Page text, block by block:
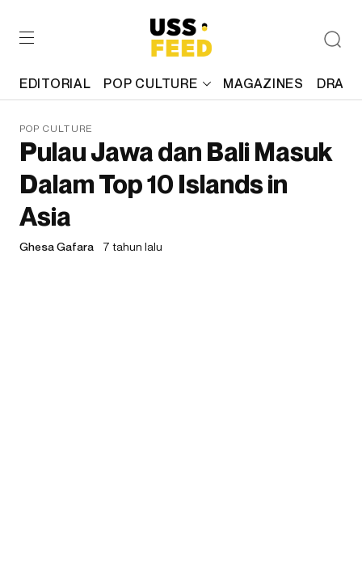
EDITORIAL POP CULTURE MAGAZINES
POP CULTURE
Pulau Jawa dan Bali Masuk
Dalam Top 10 Islands in
Asia
Ghesa Gafara 7 tahun lalu